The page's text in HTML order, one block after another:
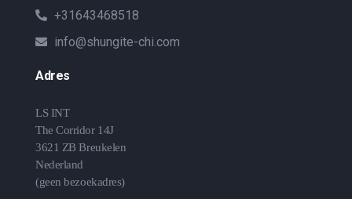
+31643468518
info@shungite-chi.com
Adres
LS INT
The Corridor 14J
3621 ZB Breukelen
Nederland
(geen bezoekadres)